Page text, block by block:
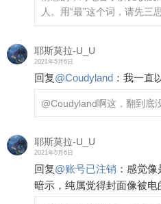
人。用“最”这个词，请先三
耶斯莫拉-U_U
2021年5月6日
回复@Coudyland ： 我一直
@Coudyland啊这，翻到底
耶斯莫拉-U_U
2021年5月6日
回复@账号已注销 ： 感觉像
暗示，纯属觉得封面像被电